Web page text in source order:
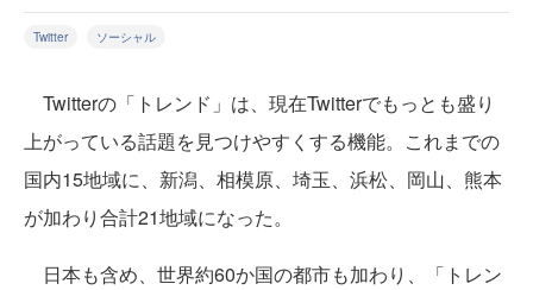
Twitter ソーシャル
Twitterの「トレンド」は、現在Twitterでもっとも盛り
上がっている話題を見つけやすくする機能。これまでの
国内15地域に、新潟、相模原、埼玉、浜松、岡山、熊本
が加わり合計21地域になった。
日本も含め、世界約60か国の都市も加わり、「トレン